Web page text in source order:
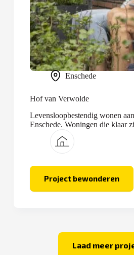
Enschede
Hof van Verwolde
Levensloopbestendig wonen
Enschede. Woningen die klaar
toekomst.
Project bewonderen
Hof
van
Laad meer